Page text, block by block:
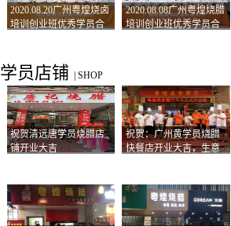
2020.08.20广州粤煌烧卤
培训创业班优秀学员合
2020.08.08广州粤煌烧腊
培训创业班优秀学员合
学员店铺 SHOP
祝贺清远唐学员烧腊店
铺开业大吉
祝贺：广州黄学员烧腊
快餐店开业大吉，生意